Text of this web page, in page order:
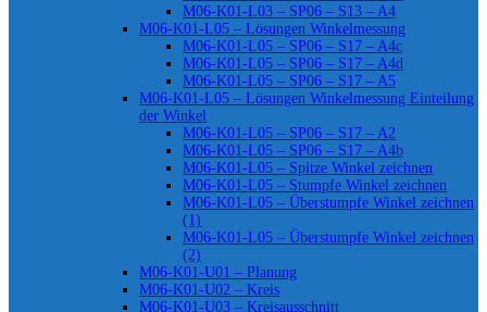
M06-K01-L03 – SP06 – S13 – A4
M06-K01-L05 – Lösungen Winkelmessung
M06-K01-L05 – SP06 – S17 – A4c
M06-K01-L05 – SP06 – S17 – A4d
M06-K01-L05 – SP06 – S17 – A5
M06-K01-L05 – Lösungen Winkelmessung Einteilung
der Winkel
M06-K01-L05 – SP06 – S17 – A2
M06-K01-L05 – SP06 – S17 – A4b
M06-K01-L05 – Spitze Winkel zeichnen
M06-K01-L05 – Stumpfe Winkel zeichnen
M06-K01-L05 – Überstumpfe Winkel zeichnen
(1)
M06-K01-L05 – Überstumpfe Winkel zeichnen
(2)
M06-K01-U01 – Planung
M06-K01-U02 – Kreis
M06-K01-U03 – Kreisausschnitt